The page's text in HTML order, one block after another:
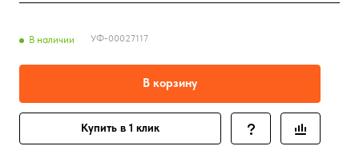
В наличии УФ-00027117
В корзину
Купить в 1 клик